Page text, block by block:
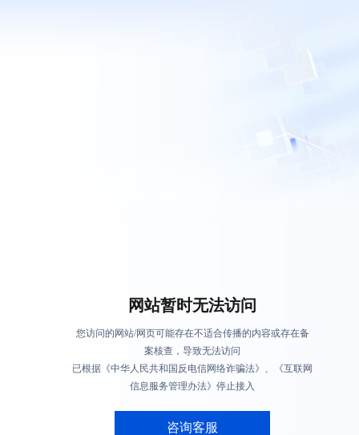
网站暂时无法访问
您访问的网站/网页可能存在不适合传播的内容或存在备
案核查，导致无法访问
已根据《中华人民共和国反电信网络诈骗法》、《互联网
信息服务管理办法》停止接入
咨询客服